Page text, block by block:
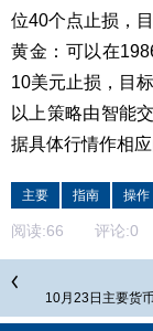
位40个点止损，
黄金：可以在
10美元止损，目
以上策略由智能
据具体行情作相应
主要 指南 操作
阅读:66 评论:0
10月23日主要货